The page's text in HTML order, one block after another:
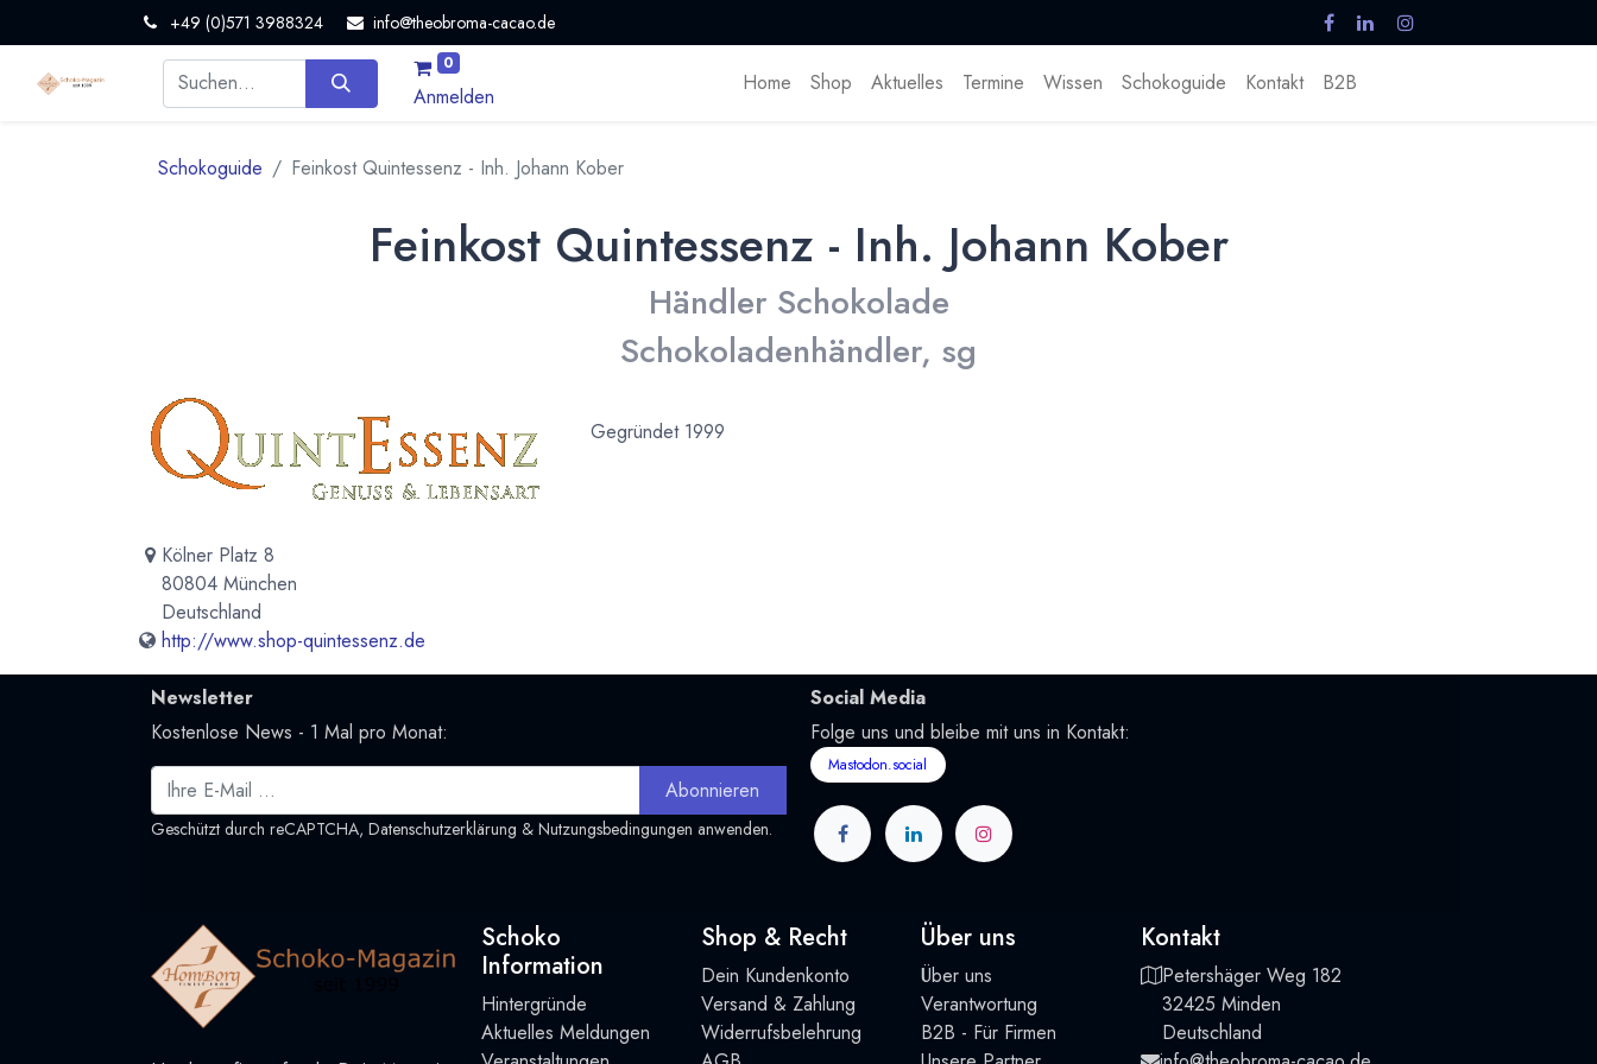
+49 (0)571 3988324 info@theobroma-cacao.de
0
Anmelden
Home Shop Aktuelles Termine Wissen Schokoguide Kontakt B2B
Schokoguide Feinkost Quintessenz - Inh. Johann Kober
Feinkost Quintessenz - Inh. Johann Kober
Händler Schokolade
Schokoladenhändler, sg
Kölner Platz 8
80804 München
Deutschland
http://www.shop-quintessenz.de
Gegründet 1999
Newsletter
Kostenlose News - 1 Mal pro Monat:
Abonnieren
Geschützt durch reCAPTCHA, Datenschutzerklärung & Nutzungsbedingungen anwenden.
Social Media
Folge uns und bleibe mit uns in Kontakt:
Mastodon.social
Schoko
Information
Hintergründe
Aktuelles Meldungen
Shop & Recht
Dein Kundenkonto
Versand & Zahlung
Widerrufsbelehrung
Über uns
Über uns
Verantwortung
B2B - Für Firmen
Kontakt
Petershäger Weg 182
32425 Minden
Deutschland